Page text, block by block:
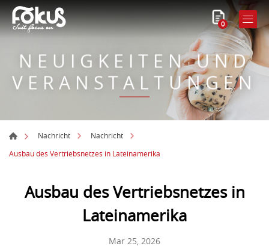
0
NEUIGKEITEN UND
VERANSTALTUNGEN
Nachricht
Nachricht
Ausbau des Vertriebsnetzes in Lateinamerika
Ausbau des Vertriebsnetzes in
Lateinamerika
Mar 25, 2026